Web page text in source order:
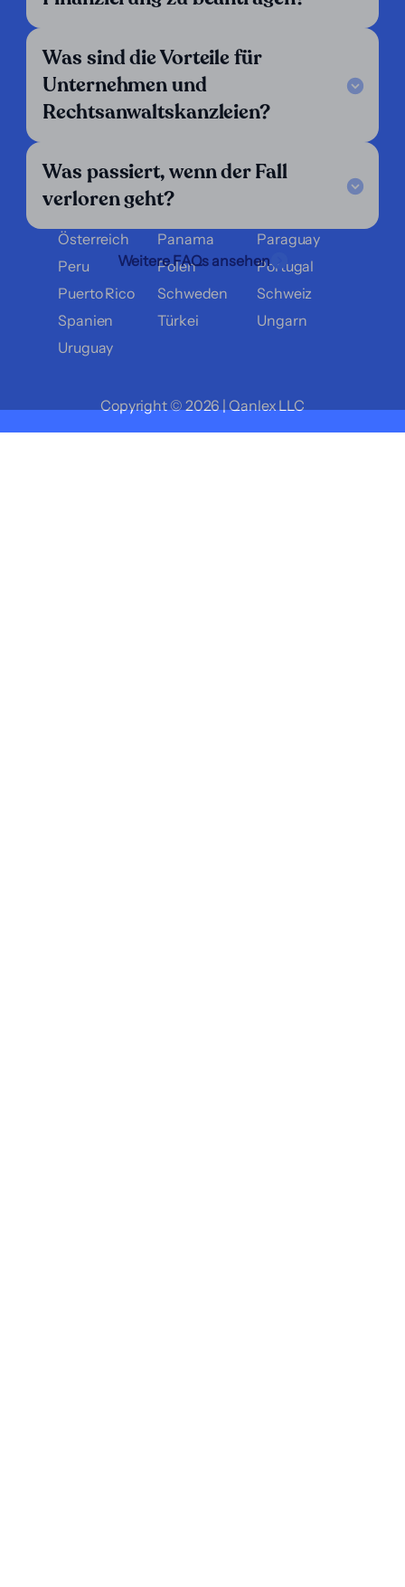
Was sind die Vorteile für
Unternehmen und
Rechtsanwaltskanzleien?
Was passiert, wenn der Fall
verloren geht?
Weitere FAQs ansehen
Brasilien
Chile
Dänemark
Deutschland
El Salvador
England
Finnland
Kroatien
Luxemburg
Nicaragua
Niederlande
Österreich
Panama
Paraguay
Peru
Polen
Portugal
Puerto Rico
Schweden
Schweiz
Spanien
Türkei
Ungarn
Uruguay
Copyright © 2026 | Qanlex LLC